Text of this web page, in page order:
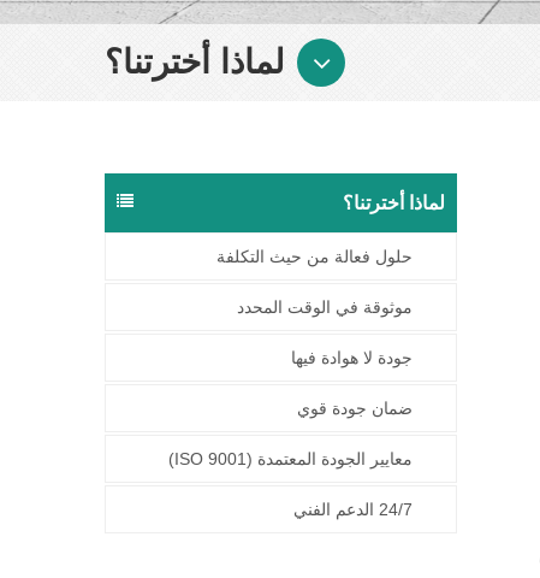
لماذا أخترتنا؟
لماذا أخترتنا؟
حلول فعالة من حيث التكلفة
موثوقة في الوقت المحدد
جودة لا هوادة فيها
ضمان جودة قوي
معايير الجودة المعتمدة (ISO 9001)
24/7 الدعم الفني